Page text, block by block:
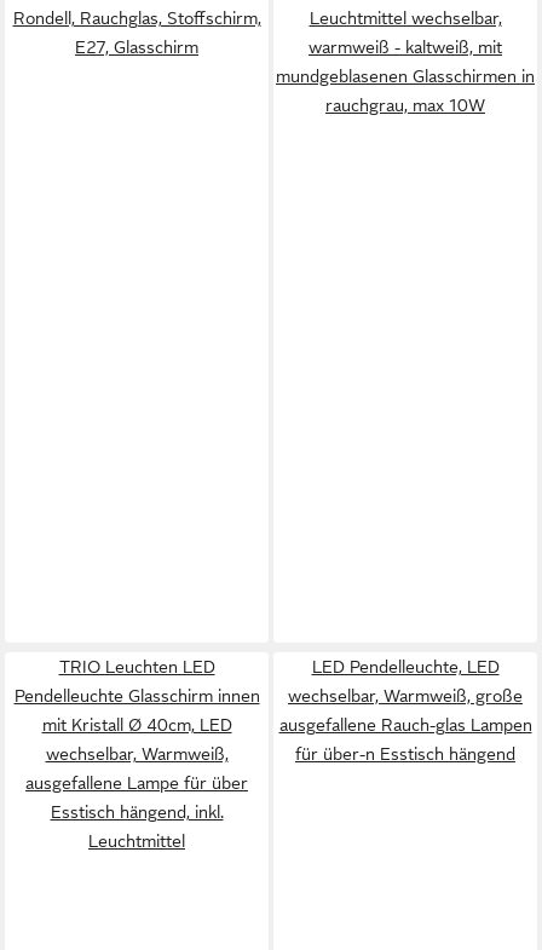
Rondell, Rauchglas, Stoffschirm,
E27, Glasschirm
Leuchtmittel wechselbar,
warmweiß - kaltweiß, mit
mundgeblasenen Glasschirmen in
rauchgrau, max 10W
TRIO Leuchten LED
Pendelleuchte Glasschirm innen
mit Kristall Ø 40cm, LED
wechselbar, Warmweiß,
ausgefallene Lampe für über
Esstisch hängend, inkl.
Leuchtmittel
LED Pendelleuchte, LED
wechselbar, Warmweiß, große
ausgefallene Rauch-glas Lampen
für über-n Esstisch hängend